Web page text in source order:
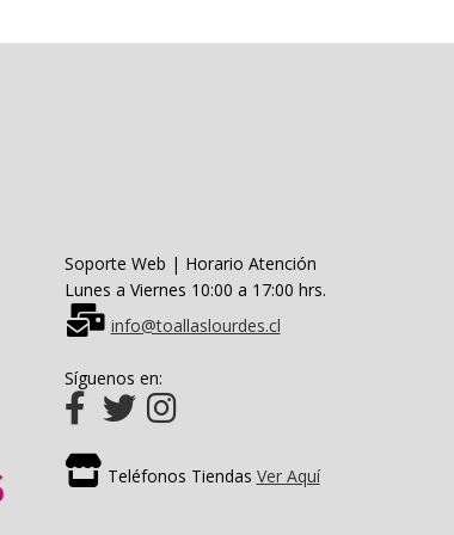
pueden
Soporte Web | Horario Atención
Lunes a Viernes 10:00 a 17:00 hrs.
info@toallaslourdes.cl
Síguenos en:
Teléfonos Tiendas Ver Aquí